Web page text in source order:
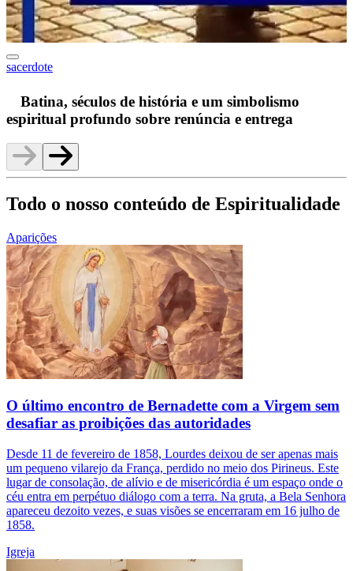
sacerdote
Batina, séculos de história e um simbolismo
espiritual profundo sobre renúncia e entrega
Todo o nosso conteúdo de Espiritualidade
Aparições
O último encontro de Bernadette com a Virgem sem
desafiar as proibições das autoridades
Desde 11 de fevereiro de 1858, Lourdes deixou de ser apenas mais
um pequeno vilarejo da França, perdido no meio dos Pirineus. Este
lugar de consolação, de alívio e de misericórdia é um espaço onde o
céu entra em perpétuo diálogo com a terra. Na gruta, a Bela Senhora
apareceu dezoito vezes, e suas visões se encerraram em 16 julho de
1858.
Igreja